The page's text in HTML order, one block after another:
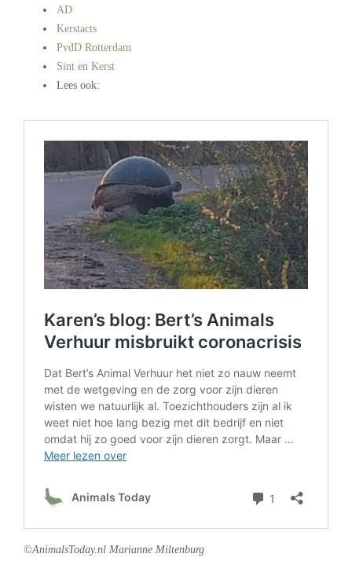
AD
Kerstacts
PvdD Rotterdam
Sint en Kerst
Lees ook:
©AnimalsToday.nl Marianne Miltenburg